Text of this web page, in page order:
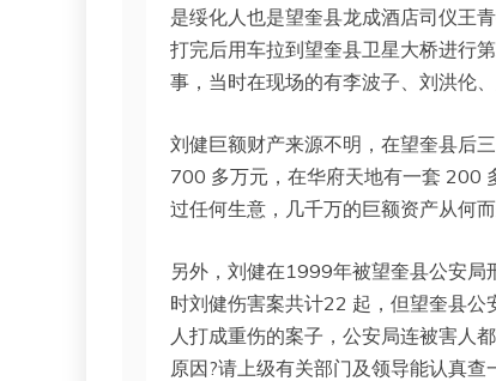
是绥化人也是望奎县龙成酒店司仪王
打完后用车拉到望奎县卫星大桥进行
事，当时在现场的有李波子、刘洪伦
刘健巨额财产来源不明，在望奎县后
700 多万元，在华府天地有一套 200
过任何生意，几千万的巨额资产从何
另外，刘健在1999年被望奎县公安局
时刘健伤害案共计22 起，但望奎县
人打成重伤的案子，公安局连被害人
原因?请上级有关部门及领导能认真查